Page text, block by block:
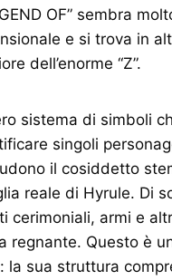
OF” sembra
e si trova in
dell’enorme “Z”.
sistema di simboli
singoli
il cosiddetto
reale di Hyrule. Di
cerimoniali, armi e
regnante. Questo è
la sua struttura